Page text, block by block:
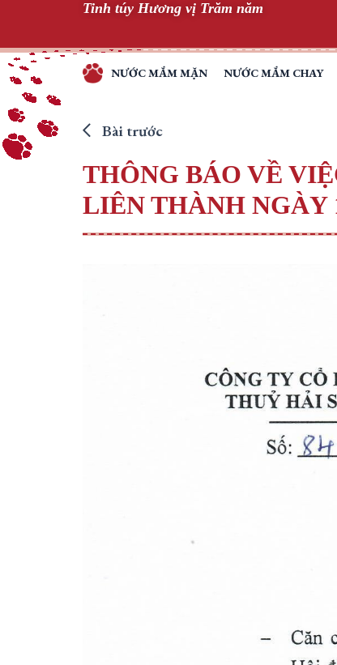
content
Tinh túy Hương vị Trăm năm
TINH
HƯƠNG
TRĂM
NĂM
NƯỚC MẮM MẶN NƯỚC MẮM CHAY
Bài trước
THÔNG BÁO VỀ
LIÊN THÀNH NGÀY